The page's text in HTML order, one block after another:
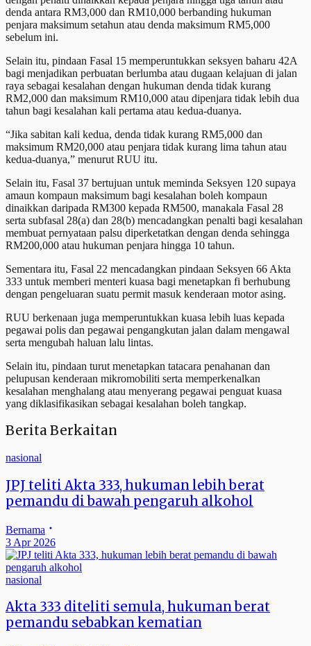
denda antara RM3,000 dan RM10,000 berbanding hukuman
penjara maksimum setahun atau denda maksimum RM5,000
sebelum ini.
Selain itu, pindaan Fasal 15 memperuntukkan seksyen baharu 42A
bagi menjadikan perbuatan berlumba atau dugaan kelajuan di jalan
raya sebagai kesalahan dengan hukuman denda tidak kurang
RM2,000 dan maksimum RM10,000 atau dipenjara tidak lebih dua
tahun bagi kesalahan kali pertama atau kedua-duanya.
“Jika sabitan kali kedua, denda tidak kurang RM5,000 dan
maksimum RM20,000 atau penjara tidak kurang lima tahun atau
kedua-duanya,” menurut RUU itu.
Selain itu, Fasal 37 bertujuan untuk meminda Seksyen 120 supaya
amaun kompaun maksimum bagi kesalahan boleh kompaun
dinaikkan daripada RM300 kepada RM500, manakala Fasal 28
serta subfasal 28(a) dan 28(b) mencadangkan penalti bagi kesalahan
membuat pernyataan palsu diperketatkan dengan denda sehingga
RM200,000 atau hukuman penjara hingga 10 tahun.
Sementara itu, Fasal 22 mencadangkan pindaan Seksyen 66 Akta
333 untuk memberi menteri kuasa bagi menetapkan fi berhubung
dengan pengeluaran suatu permit masuk kenderaan motor asing.
RUU berkenaan juga memperuntukkan kuasa lebih luas kepada
pegawai polis dan pegawai pengangkutan jalan dalam mengawal
serta mengubah haluan lalu lintas.
Selain itu, pindaan turut menetapkan tatacara penahanan dan
pelupusan kenderaan mikromobiliti serta memperkenalkan
kesalahan menghalang atau menyerang pegawai penguat kuasa
yang diklasifikasikan sebagai kesalahan boleh tangkap.
Berita Berkaitan
nasional
JPJ teliti Akta 333, hukuman lebih berat
pemandu di bawah pengaruh alkohol
Bernama
3 Apr 2026
nasional
Akta 333 diteliti semula, hukuman berat
pemandu sebabkan kematian